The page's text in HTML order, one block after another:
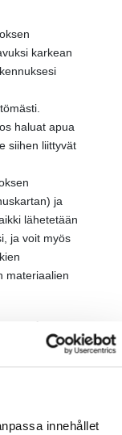
innehållet
karkean
haluat apua
siihen liittyvät
ja
lähetetään
ja voit myös
materiaalien